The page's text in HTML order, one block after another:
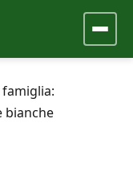
bianche